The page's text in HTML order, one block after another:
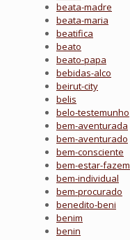
beata-madre
beata-maria
beatifica
beato
beato-papa
bebidas-alco
beirut-city
belis
belo-testemunho
bem-aventurada
bem-aventurado
bem-consciente
bem-estar-fazem
bem-individual
bem-procurado
benedito-beni
benim
benin